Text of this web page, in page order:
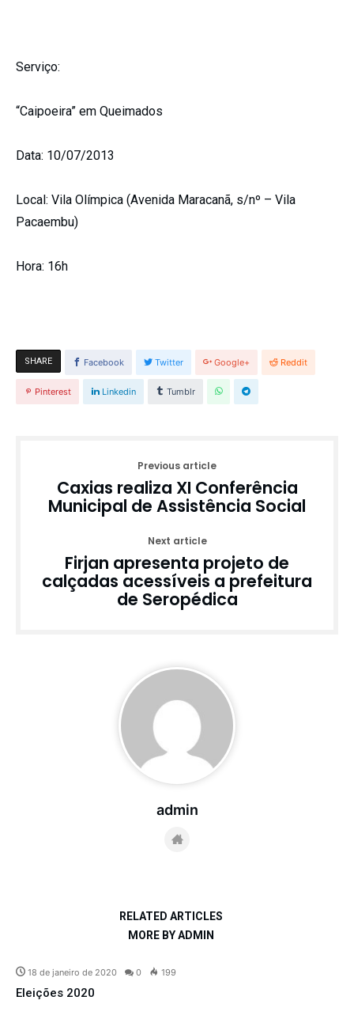
Serviço:
“Caipoeira” em Queimados
Data: 10/07/2013
Local: Vila Olímpica (Avenida Maracanã, s/nº – Vila
Pacaembu)
Hora: 16h
SHARE Facebook Twitter Google+ Reddit
Pinterest Linkedin Tumblr
Previous article
Caxias realiza XI Conferência
Municipal de Assistência Social
Next article
Firjan apresenta projeto de
calçadas acessíveis a prefeitura
de Seropédica
admin
RELATED ARTICLES
MORE BY ADMIN
18 de janeiro de 2020 0 199
Eleições 2020